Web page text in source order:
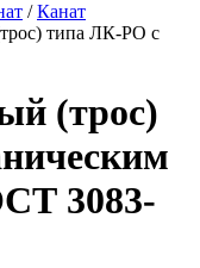
/Канат
типа ЛК-РО с
(трос)
3083-